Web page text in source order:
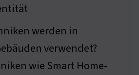
werden in
verwendet?
wie Smart Home-